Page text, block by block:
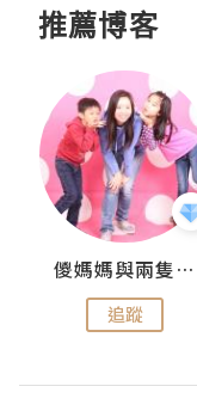
推薦博客
儍媽媽與兩隻小魔怪之家
追蹤